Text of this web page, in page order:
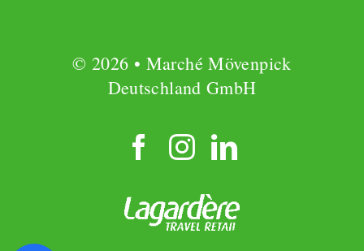
© 2026 • Marché Mövenpick
Deutschland GmbH